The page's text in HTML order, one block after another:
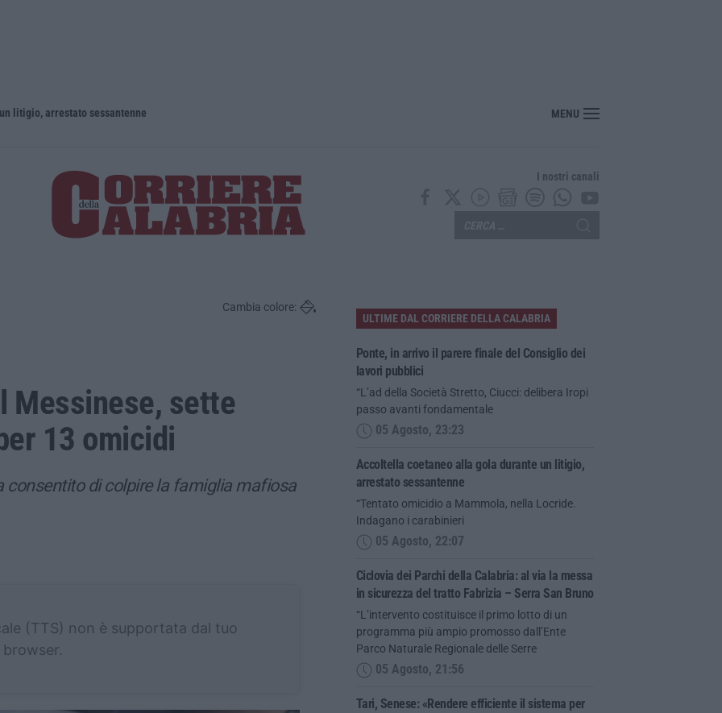
litigio, arrestato sessantenne MENU
I nostri canali
Cambia colore:
Messinese, sette
13 omicidi
consentito di colpire la famiglia mafiosa
(TTS) non è supportata dal tuo
browser.
ULTIME DAL CORRIERE DELLA CALABRIA
Ponte, in arrivo il parere finale del Consiglio dei
lavori pubblici
“L’ad della Società Stretto, Ciucci: delibera Iropi
passo avanti fondamentale
05 Agosto, 23:23
Accoltella coetaneo alla gola durante un litigio,
arrestato sessantenne
“Tentato omicidio a Mammola, nella Locride.
Indagano i carabinieri
05 Agosto, 22:07
Ciclovia dei Parchi della Calabria: al via la messa
in sicurezza del tratto Fabrizia – Serra San Bruno
“L’intervento costituisce il primo lotto di un
programma più ampio promosso dall’Ente
Parco Naturale Regionale delle Serre
05 Agosto, 21:56
Tari, Senese: «Rendere efficiente il sistema per